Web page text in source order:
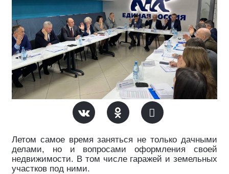
Летом самое время заняться не только дачными
делами, но и вопросами оформления своей
недвижимости. В том числе гаражей и земельных
участков под ними.